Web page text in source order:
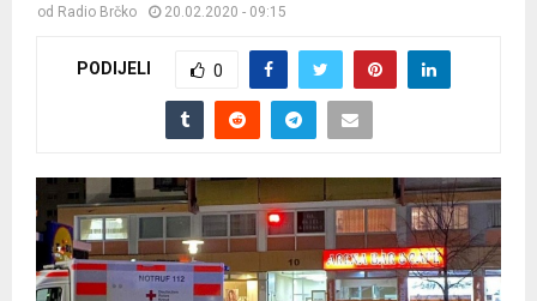
od Radio Brčko 20.02.2020 - 09:15
PODIJELI 0